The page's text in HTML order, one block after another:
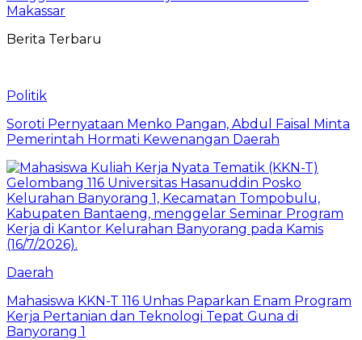
Makassar
Berita Terbaru
Politik
Soroti Pernyataan Menko Pangan, Abdul Faisal Minta
Pemerintah Hormati Kewenangan Daerah
Daerah
Mahasiswa KKN-T 116 Unhas Paparkan Enam Program
Kerja Pertanian dan Teknologi Tepat Guna di
Banyorang 1